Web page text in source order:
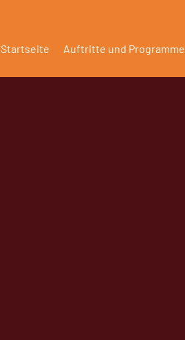
Startseite Auftritte und Programme